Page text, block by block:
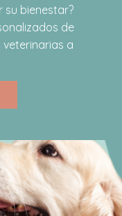
su bienestar?
de
a